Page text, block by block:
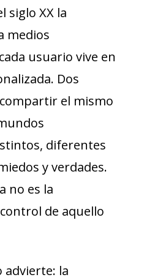
siglo XX la
medios
usuario vive en
Dos
el mismo
diferentes
y verdades.
no es la
de aquello
advierte: la